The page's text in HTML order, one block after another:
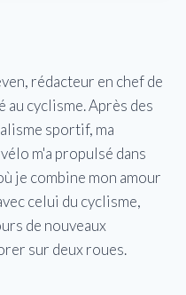
rédacteur en chef de
au cyclisme. Après des
sportif, ma
m'a propulsé dans
je combine mon amour
celui du cyclisme,
de nouveaux
sur deux roues.